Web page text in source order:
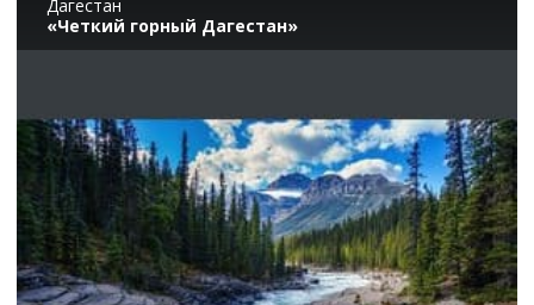
Дагестан
«Четкий горный Дагестан»